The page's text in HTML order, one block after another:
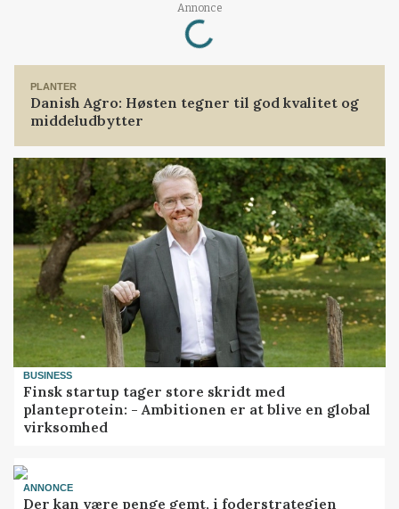
Annonce
Loading...
PLANTER
Danish Agro: Høsten tegner til god kvalitet og
middeludbytter
BUSINESS
Finsk startup tager store skridt med
planteprotein: - Ambitionen er at blive en global
virksomhed
ANNONCE
Der kan være penge gemt, i foderstrategien